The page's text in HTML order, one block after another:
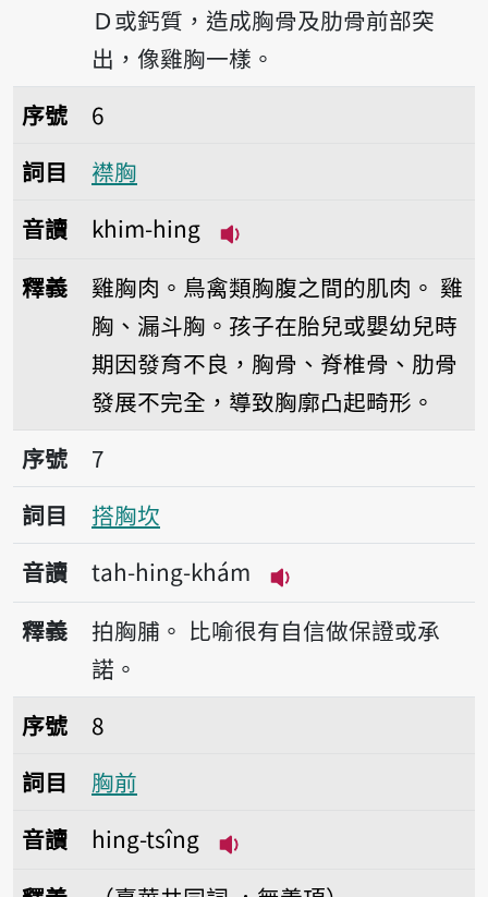
Ｄ或鈣質，造成胸骨及肋骨前部突
出，像雞胸一樣。
序號6襟胸
序號
6
詞目
襟胸
音讀
khim-hing
釋義 雞胸肉。鳥禽類胸腹之間的肌肉。 雞
胸、漏斗胸。孩子在胎兒或嬰幼兒時
期因發育不良，胸骨、脊椎骨、肋骨
發展不完全，導致胸廓凸起畸形。
序號7搭胸坎
序號
7
詞目
搭胸坎
音讀
tah-hing-khám
播放音讀tah-hing-
釋義 拍胸脯。 比喻很有自信做保證或承
諾。
序號8胸前
序號
8
詞目
胸前
音讀
hing-tsîng